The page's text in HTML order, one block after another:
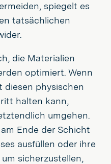
spiegelt es
tatsächlichen
die Materialien
optimiert. Wenn
diesen physischen
halten kann,
umgehen.
Ende der Schicht
ausfüllen oder ihre
sicherzustellen,